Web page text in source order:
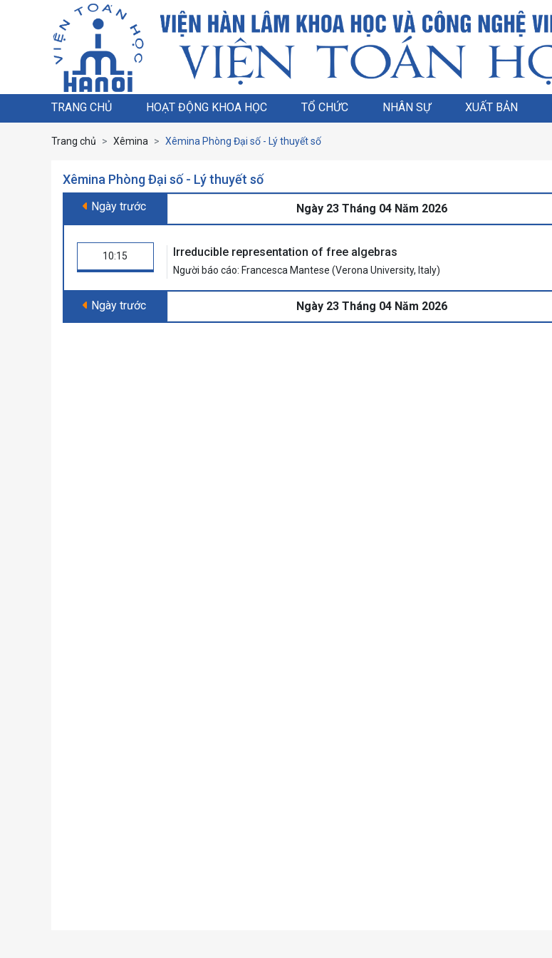
TRANG CHỦ HOẠT ĐỘNG KHOA HỌC TỔ CHỨC NHÂN SỰ XUẤT BẢN
Trang chủ Xêmina Xêmina Phòng Đại số - Lý thuyết số
Xêmina Phòng Đại số - Lý thuyết số
Ngày trước Ngày 23 Tháng 04 Năm 2026
10:15 Irreducible representation of free algebras
Người báo cáo: Francesca Mantese (Verona University, Italy)
Ngày trước Ngày 23 Tháng 04 Năm 2026